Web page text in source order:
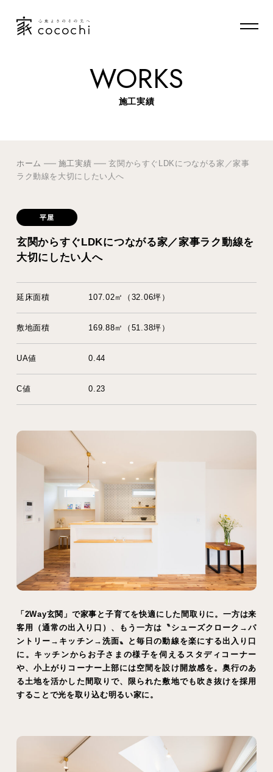
WORKS
施工実績
ホーム 施工実績
玄関からすぐLDKにつながる家／家事
ラク動線を大切にしたい人へ
平屋
玄関からすぐLDKにつながる家／家事ラク動線を
大切にしたい人へ
延床面積 107.02㎡（32.06坪）
敷地面積 169.88㎡（51.38坪）
UA値 0.44
C値 0.23
「2Way玄関」で家事と子育てを快適にした間取りに。一方は来
客用（通常の出入り口）、もう一方は〝シューズクローク→パ
ントリー→キッチン→洗面〟と毎日の動線を楽にする出入り口
に。キッチンからお子さまの様子を伺えるスタディコーナー
や、小上がりコーナー上部には空間を設け開放感を。奥行のあ
る土地を活かした間取りで、限られた敷地でも吹き抜けを採用
することで光を取り込む明るい家に。